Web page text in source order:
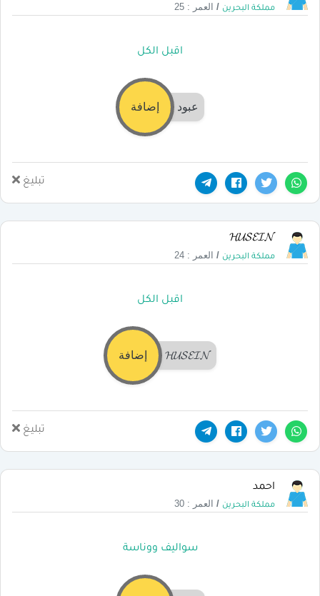
مملكة البحرين / العمر : 25
اقبل الكل
عبود إضافة
تبليغ
𝓗𝓤𝓢𝓔𝓘𝓝
مملكة البحرين / العمر : 24
اقبل الكل
𝓗𝓤𝓢𝓔𝓘𝓝 إضافة
تبليغ
احمد
مملكة البحرين / العمر : 30
سواليف ووناسة